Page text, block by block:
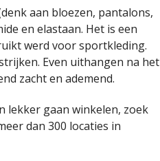
aan bloezen, pantalons,
en elastaan. Het is een
werd voor sportkleding.
Even uithangen na het
zacht en ademend.
lekker gaan winkelen, zoek
dan 300 locaties in